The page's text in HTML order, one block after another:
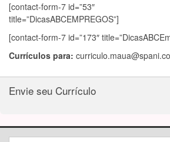
[contact-form-7 id=”53″
title=”DicasABCEMPREGOS”]
[contact-form-7 id=”173″
Currículos para:
Envie seu Currículo